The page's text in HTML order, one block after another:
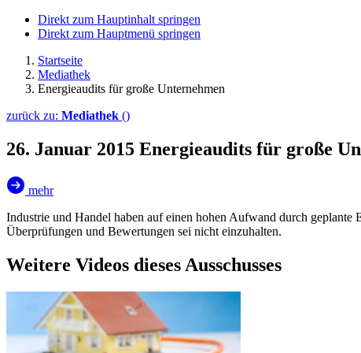
Direkt zum Hauptinhalt springen
Direkt zum Hauptmenü springen
Startseite
Mediathek
Energieaudits für große Unternehmen
zurück zu: Mediathek ()
26. Januar 2015 Energieaudits für große
mehr
Industrie und Handel haben auf einen hohen Aufwand durch
Überprüfungen und Bewertungen sei nicht einzuhalten.
Weitere Videos dieses Ausschusses